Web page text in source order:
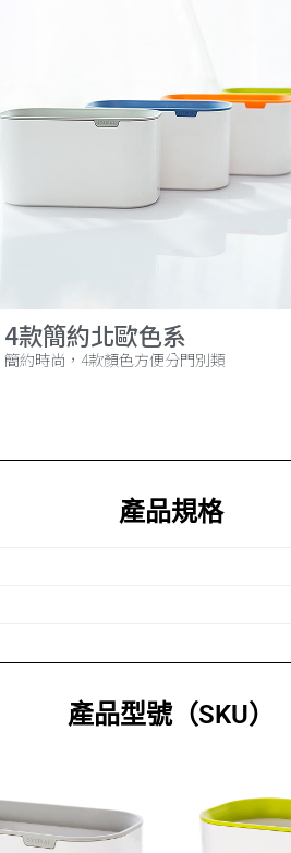
4款簡約北歐色系
簡約時尚，4款顏色方便分門別類
產品規格
產品型號（SKU）